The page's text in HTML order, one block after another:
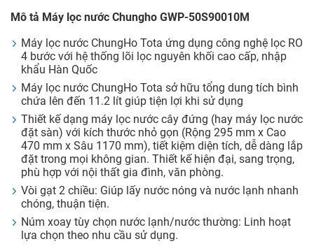
Mô tả Máy lọc nước Chungho GWP-50S90010M
Máy lọc nước ChungHo Tota ứng dụng công nghệ lọc RO
4 bước với hệ thống lõi lọc nguyên khối cao cấp, nhập
khẩu Hàn Quốc
Máy lọc nước ChungHo Tota sở hữu tổng dung tích bình
chứa lên đến 11.2 lít giúp tiện lợi khi sử dụng
Thiết kế dạng máy lọc nước cây đứng (hay máy lọc nước
đặt sàn) với kích thước nhỏ gọn (Rộng 295 mm x Cao
470 mm x Sâu 1170 mm), tiết kiệm diện tích, dễ dàng lắp
đặt trong mọi không gian. Thiết kế hiện đại, sang trọng,
phù hợp với nội thất gia đình, văn phòng.
Vòi gạt 2 chiều: Giúp lấy nước nóng và nước lạnh nhanh
chóng, thuận tiện.
Núm xoay tùy chọn nước lạnh/nước thường: Linh hoạt
lựa chọn theo nhu cầu sử dụng.